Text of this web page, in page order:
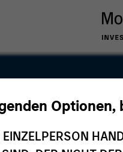
Optionen,